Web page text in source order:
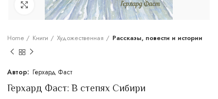
Увеличить
Home Книги Художественная Рассказы, повести и истории
Герхард Фаст
Герхард Фаст: В степях Сибири